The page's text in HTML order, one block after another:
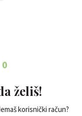
0
želiš!
korisnički račun?